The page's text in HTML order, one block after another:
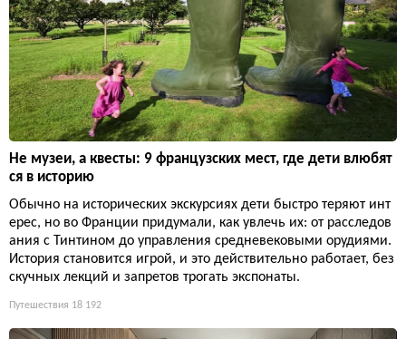
Не музеи, а квесты: 9 французских мест, где дети влюбят
ся в историю
Обычно на исторических экскурсиях дети быстро теряют инт
ерес, но во Франции придумали, как увлечь их: от расследов
ания с Тинтином до управления средневековыми орудиями.
История становится игрой, и это действительно работает, без
скучных лекций и запретов трогать экспонаты.
Путешествия 18 192